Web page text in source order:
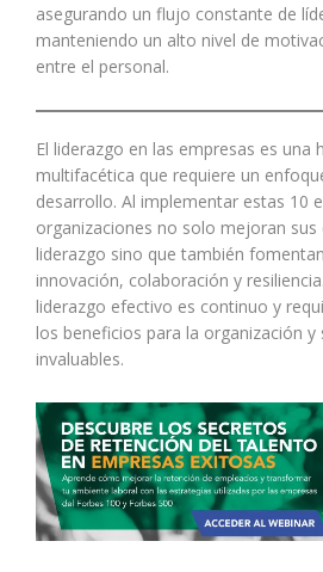
asegurando un flujo constante de
manteniendo un alto nivel de
entre el personal.
El liderazgo en las empresas es una
multifacética que requiere un
desarrollo. Al implementar estas 10
organizaciones no solo mejoran sus
liderazgo sino que también
innovación, colaboración y
liderazgo efectivo es continuo y
los beneficios para la organización y
invaluables.